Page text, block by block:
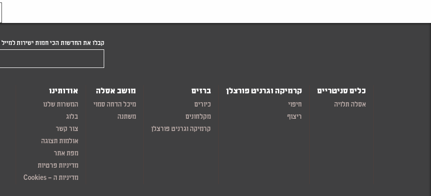
קבלו את החדשות הכי חמות ישירות
כלים סניטריים
אסלה תלויה
קרמיקה וגרניט פורצלן
חיפוי
ריצוף
ברזים
כיורים
מקלחונים
קרמיקה וגרניט פורצלן
מושב אסלה
מיכל הדחה סמוי
משתנה
אודותינו
המשרות שלנו
בלוג
צור קשר
אולמות תצוגה
מפת אתר
מדיניות פרטיות
מדיניות ה – Cookies